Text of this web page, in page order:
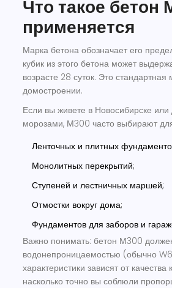
Что такое бетон
применяется
Марка бетона обозначает его
кубик из этого бетона может
возрасте 28 суток. Это
домостроении.
Если вы живете в Новосибирске
морозами, М300 часто выбирают
Ленточных и плитных
Монолитных перекрытий;
Ступеней и лестничных маршей;
Отмостки вокруг дома;
Фундаментов для заборов и
Важно понимать: бетон М300
водонепроницаемостью (обычно
характеристики зависят от
насколько точно вы соблюли